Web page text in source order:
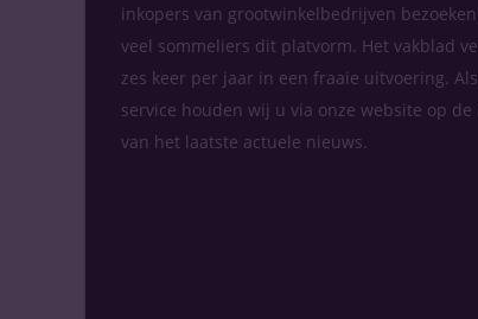
inkopers van grootwinkelbedrijven
veel sommeliers dit platvorm. Het vakblad
zes keer per jaar in een fraaie uitvoering.
service houden wij u via onze website op de
van het laatste actuele nieuws.